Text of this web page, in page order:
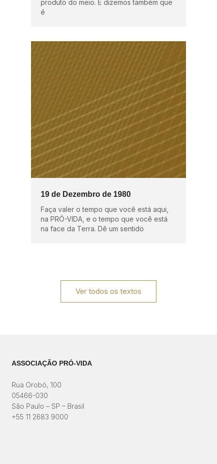
produto do meio. E dizemos também que
é
19 de Dezembro de 1980
Faça valer o tempo que você está aqui,
na PRÓ-VIDA, e o tempo que você está
na face da Terra. Dê um sentido
Ver todos os textos
ASSOCIAÇÃO PRÓ-VIDA
Rua Orobó, 100
05466-030
São Paulo – SP – Brasil
+55 11 2683 9000